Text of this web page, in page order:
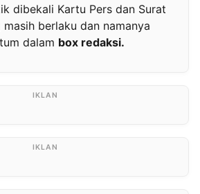
dibekali Kartu Pers dan Surat
masih berlaku dan namanya
dalam box redaksi.